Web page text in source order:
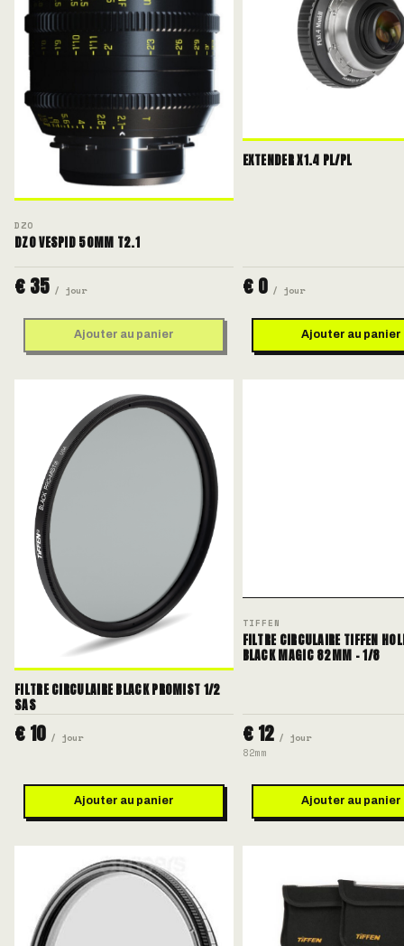
DZO
DZO VESPID 50MM T2.1
€ 35 / jour
Ajouter au panier
EXTENDER X1.4 PL/PL
€ 0 / jour
Ajouter au panier
FILTRE CIRCULAIRE BLACK PROMIST 1/2
SAS
€ 10 / jour
Ajouter au panier
TIFFEN
FILTRE CIRCULAIRE TIFFEN
BLACK MAGIC 82MM - 1/8
€ 12 / jour
82mm
Ajouter au panier